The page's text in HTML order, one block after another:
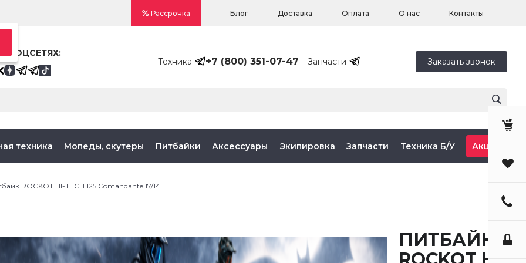
Рассрочка Блог Доставка Оплата О нас Контакты
СОЦСЕТЯХ:
Техника
+7 (800) 351-07-47 Запчасти Заказать звонок
техника Мопеды, скутеры Питбайки Аксессуары Экипировка Запчасти Техника Б/У Акции
ROCKOT HI-TECH 125 Comandante 17/14
ПИТБАЙК